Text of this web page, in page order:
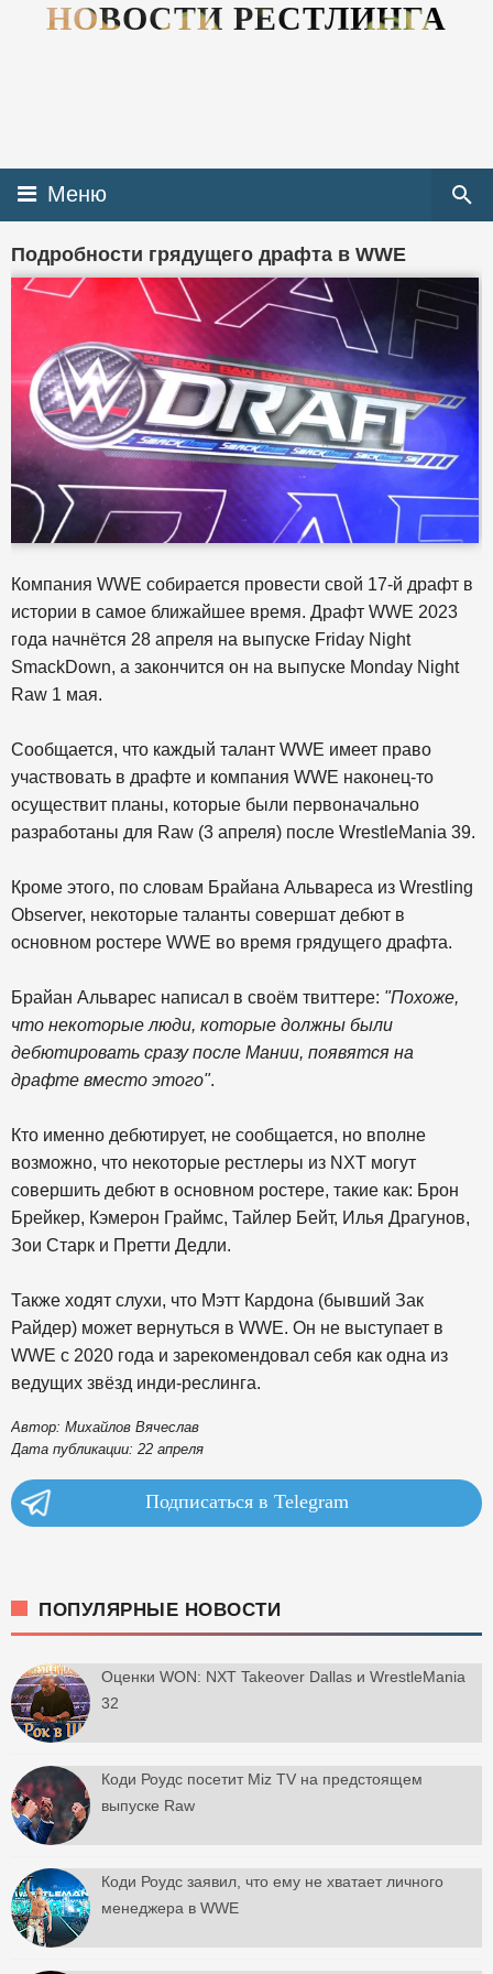
НОВОСТИ РЕСТЛИНГА
Меню
Подробности грядущего драфта в WWE
Компания WWE собирается провести свой 17-й драфт в
истории в самое ближайшее время. Драфт WWE 2023
года начнётся 28 апреля на выпуске Friday Night
SmackDown, а закончится он на выпуске Monday Night
Raw 1 мая.
Сообщается, что каждый талант WWE имеет право
участвовать в драфте и компания WWE наконец-то
осуществит планы, которые были первоначально
разработаны для Raw (3 апреля) после WrestleMania 39.
Кроме этого, по словам Брайана Альвареса из Wrestling
Observer, некоторые таланты совершат дебют в
основном ростере WWE во время грядущего драфта.
Брайан Альварес написал в своём твиттере: "Похоже,
что некоторые люди, которые должны были
дебютировать сразу после Мании, появятся на
драфте вместо этого".
Кто именно дебютирует, не сообщается, но вполне
возможно, что некоторые рестлеры из NXT могут
совершить дебют в основном ростере, такие как: Брон
Брейкер, Кэмерон Граймс, Тайлер Бейт, Илья Драгунов,
Зои Старк и Претти Дедли.
Также ходят слухи, что Мэтт Кардона (бывший Зак
Райдер) может вернуться в WWE. Он не выступает в
WWE с 2020 года и зарекомендовал себя как одна из
ведущих звёзд инди-реслинга.
Автор: Михайлов Вячеслав
Дата публикации: 22 апреля
Подписаться в Telegram
ПОПУЛЯРНЫЕ НОВОСТИ
Оценки WON: NXT Takeover Dallas и WrestleMania
32
Коди Роудс посетит Miz TV на предстоящем
выпуске Raw
Коди Роудс заявил, что ему не хватает личного
менеджера в WWE